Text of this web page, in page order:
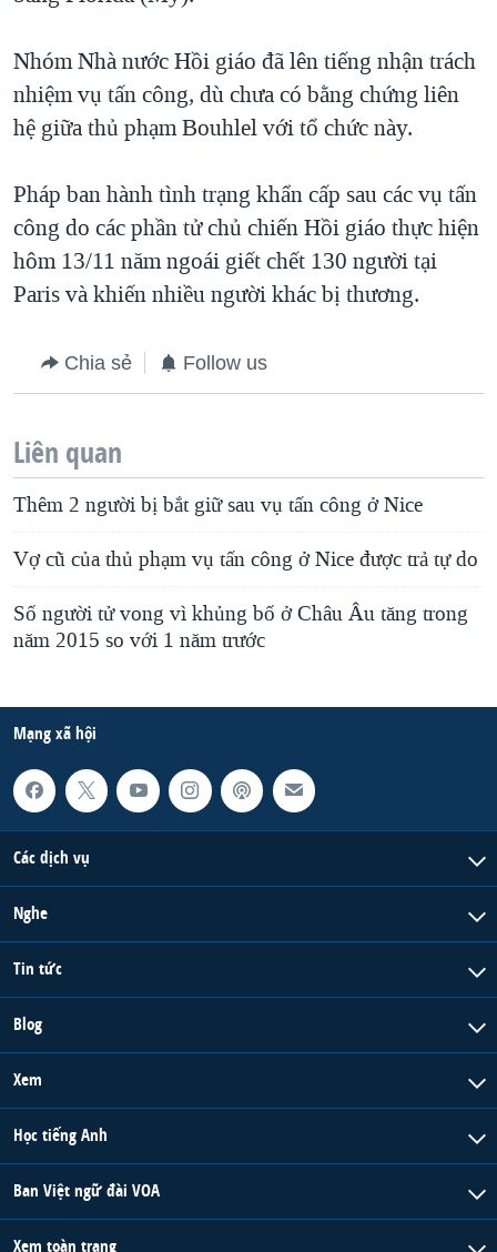
Nhóm Nhà nước Hồi giáo đã lên tiếng nhận trách
nhiệm vụ tấn công, dù chưa có bằng chứng liên
hệ giữa thủ phạm Bouhlel với tổ chức này.
Pháp ban hành tình trạng khẩn cấp sau các vụ tấn
công do các phần tử chủ chiến Hồi giáo thực hiện
hôm 13/11 năm ngoái giết chết 130 người tại
Paris và khiến nhiều người khác bị thương.
Chia sẻ Follow us
Liên quan
Thêm 2 người bị bắt giữ sau vụ tấn công ở Nice
Vợ cũ của thủ phạm vụ tấn công ở Nice được trả tự do
Số người tử vong vì khủng bố ở Châu Âu tăng trong
năm 2015 so với 1 năm trước
Mạng xã hội
Các dịch vụ
Nghe
Tin tức
Blog
Xem
Học tiếng Anh
Ban Việt ngữ đài VOA
Xem toàn trang